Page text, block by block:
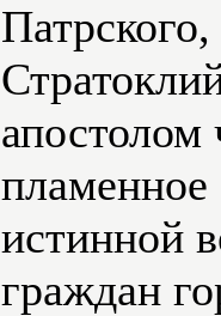
апостолом
пламенное
истинной
граждан